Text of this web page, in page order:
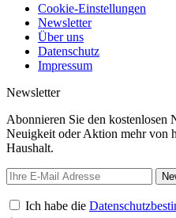
Cookie-Einstellungen
Newsletter
Über uns
Datenschutz
Impressum
Newsletter
Abonnieren Sie den kostenlosen
Neuigkeit oder Aktion mehr von
Haushalt.
Ich habe die